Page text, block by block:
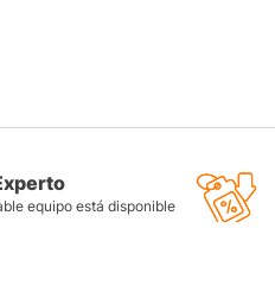
equipo está disponible